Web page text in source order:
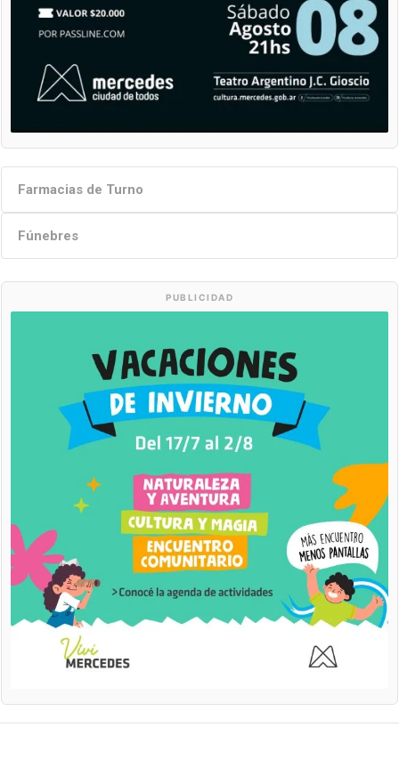
Farmacias de Turno
Fúnebres
PUBLICIDAD